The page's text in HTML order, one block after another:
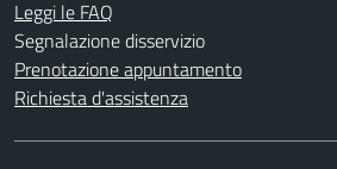
Leggi le FAQ
Segnalazione disservizio
Prenotazione appuntamento
Richiesta d'assistenza